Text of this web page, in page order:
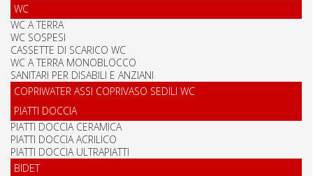
WC
WC A TERRA
WC SOSPESI
CASSETTE DI SCARICO WC
WC A TERRA MONOBLOCCO
SANITARI PER DISABILI E ANZIANI
COPRIWATER ASSI COPRIVASO SEDILI WC
PIATTI DOCCIA
PIATTI DOCCIA CERAMICA
PIATTI DOCCIA ACRILICO
PIATTI DOCCIA ULTRAPIATTI
BIDET